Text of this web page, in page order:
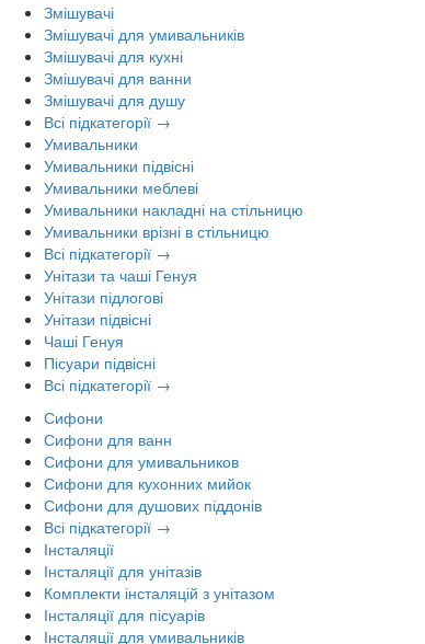
Змішувачі
Змішувачі для умивальників
Змішувачі для кухні
Змішувачі для ванни
Змішувачі для душу
Всі підкатегорії →
Умивальники
Умивальники підвісні
Умивальники меблеві
Умивальники накладні на стільницю
Умивальники врізні в стільницю
Всі підкатегорії →
Унітази та чаші Генуя
Унітази підлогові
Унітази підвісні
Чаші Генуя
Пісуари підвісні
Всі підкатегорії →
Сифони
Сифони для ванн
Сифони для умивальников
Сифони для кухонних мийок
Сифони для душових піддонів
Всі підкатегорії →
Інсталяції
Інсталяції для унітазів
Комплекти інсталяцій з унітазом
Інсталяції для пісуарів
Інсталяції для умивальників